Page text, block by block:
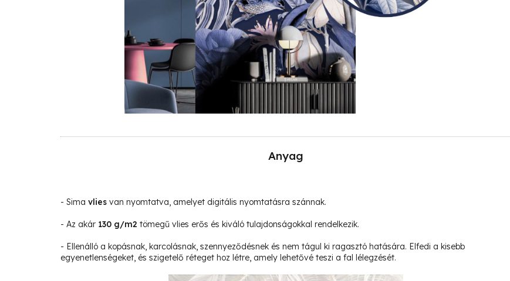
Anyag
- Sima vlies van nyomtatva, amelyet digitális nyomtatásra szánnak.
- Az akár 130 g/m2 tömegű vlies erős és kiváló tulajdonságokkal rendelkezik.
- Ellenálló a kopásnak, karcolásnak, szennyeződésnek és nem tágul ki ragasztó hatására. Elfedi a kisebb
egyenetlenségeket, és szigetelő réteget hoz létre, amely lehetővé teszi a fal lélegzését.